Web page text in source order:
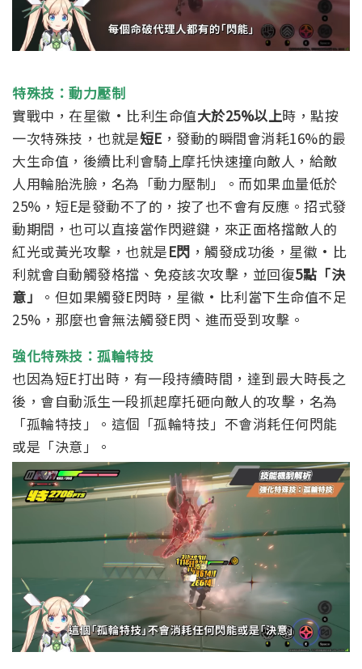
特殊技：動力壓制
實戰中，在星徽·比利生命值大於25%以上時，點按
一次特殊技，也就是短E ，發動的瞬間會消耗16%的最
大生命值，後續比利會騎上摩托快速撞向敵人，給敵
人用輪胎洗臉，名為「動力壓制」。而如果血量低於
25%，短E是發動不了的，按了也不會有反應。招式發
動期間，也可以直接當作閃避鍵，來正面格擋敵人的
紅光或黃光攻擊，也就是E閃 ，觸發成功後，星徽·比
利就會自動觸發格擋、免疫該次攻擊，並回復5點「決
意」
。但如果觸發E閃時，星徽·比利當下生命值不足
25%，那麼也會無法觸發E閃、進而受到攻擊。
強化特殊技：孤輪特技
也因為短E打出時，有一段持續時間，達到最大時長之
後，會自動派生一段抓起摩托砸向敵人的攻擊，名為
「孤輪特技」。這個「孤輪特技」不會消耗任何閃能
或是「決意」。